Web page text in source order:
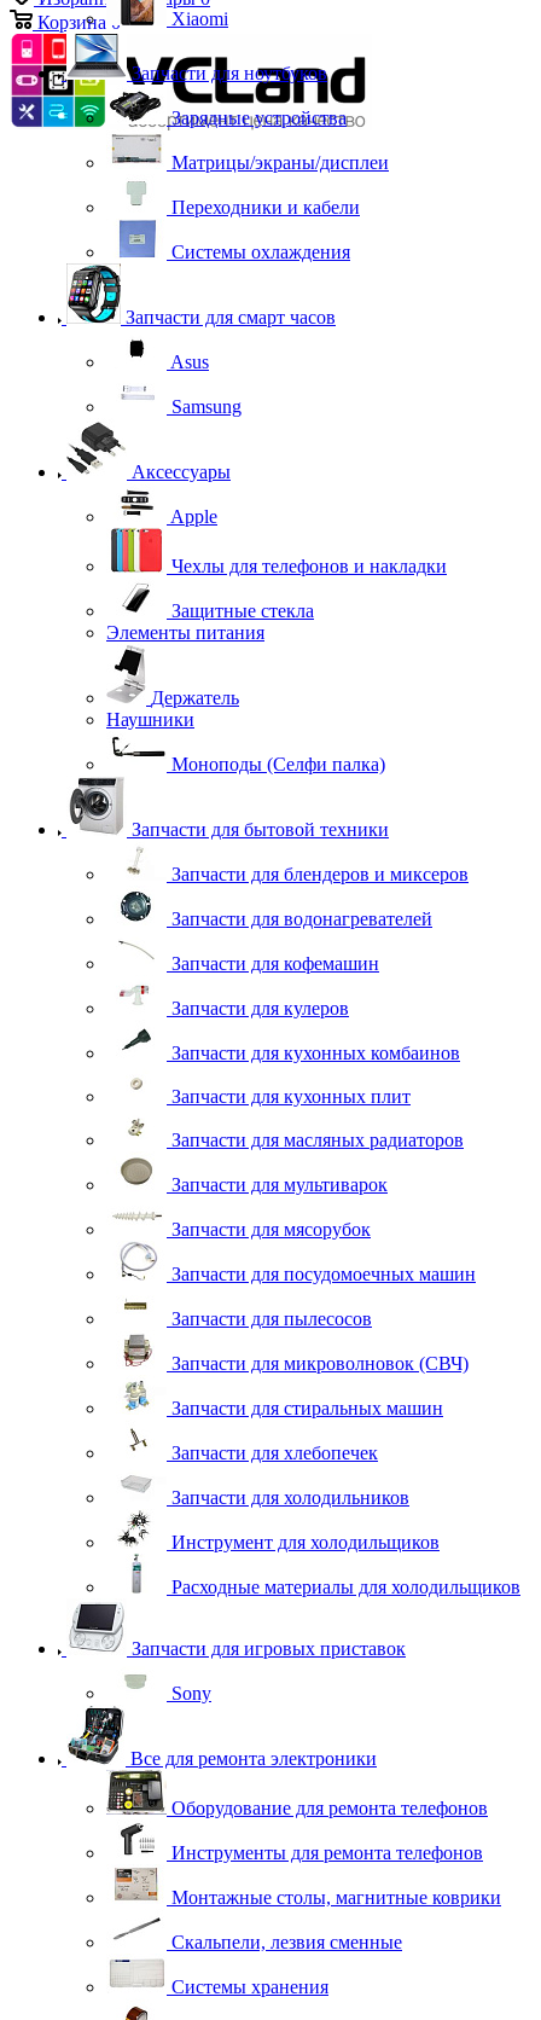
Корзина 0 Xiaomi
Запчасти для ноутбуков
Зарядные устройства
Матрицы/экраны/дисплеи
Переходники и кабели
Системы охлаждения
Запчасти для смарт часов
Asus
Samsung
Аксессуары
Apple
Чехлы для телефонов и накладки
Защитные стекла
Элементы питания
Держатель
Наушники
Моноподы (Селфи палка)
Запчасти для бытовой техники
Запчасти для блендеров и миксеров
Запчасти для водонагревателей
Запчасти для кофемашин
Запчасти для кулеров
Запчасти для кухонных комбаинов
Запчасти для кухонных плит
Запчасти для масляных радиаторов
Запчасти для мультиварок
Запчасти для мясорубок
Запчасти для посудомоечных машин
Запчасти для пылесосов
Запчасти для микроволновок (СВЧ)
Запчасти для стиральных машин
Запчасти для хлебопечек
Запчасти для холодильников
Инструмент для холодильщиков
Расходные материалы для холодильщиков
Запчасти для игровых приставок
Sony
Все для ремонта электроники
Оборудование для ремонта телефонов
Инструменты для ремонта телефонов
Монтажные столы, магнитные коврики
Скальпели, лезвия сменные
Системы хранения